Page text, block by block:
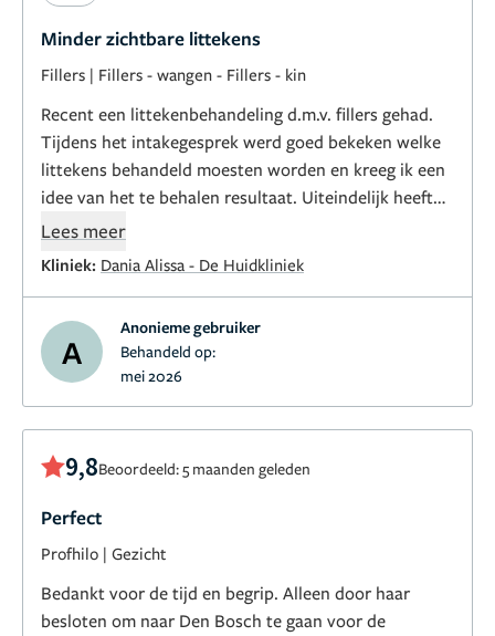
Minder zichtbare littekens
Fillers | Fillers - wangen - Fillers - kin
Recent een littekenbehandeling d.m.v. fillers gehad.
Tijdens het intakegesprek werd goed bekeken welke
littekens behandeld moesten worden en kreeg ik een
idee van het te behalen resultaat. Uiteindelijk heeft
het resultaat nog wat beter uitgepakt dan vooraf
Lees meer
Kliniek: Dania Alissa - De Huidkliniek
A
Anonieme gebruiker
Behandeld op:
mei 2026
9,8Beoordeeld: 5 maanden geleden
Perfect
Profhilo | Gezicht
Bedankt voor de tijd en begrip. Alleen door haar
besloten om naar Den Bosch te gaan voor de